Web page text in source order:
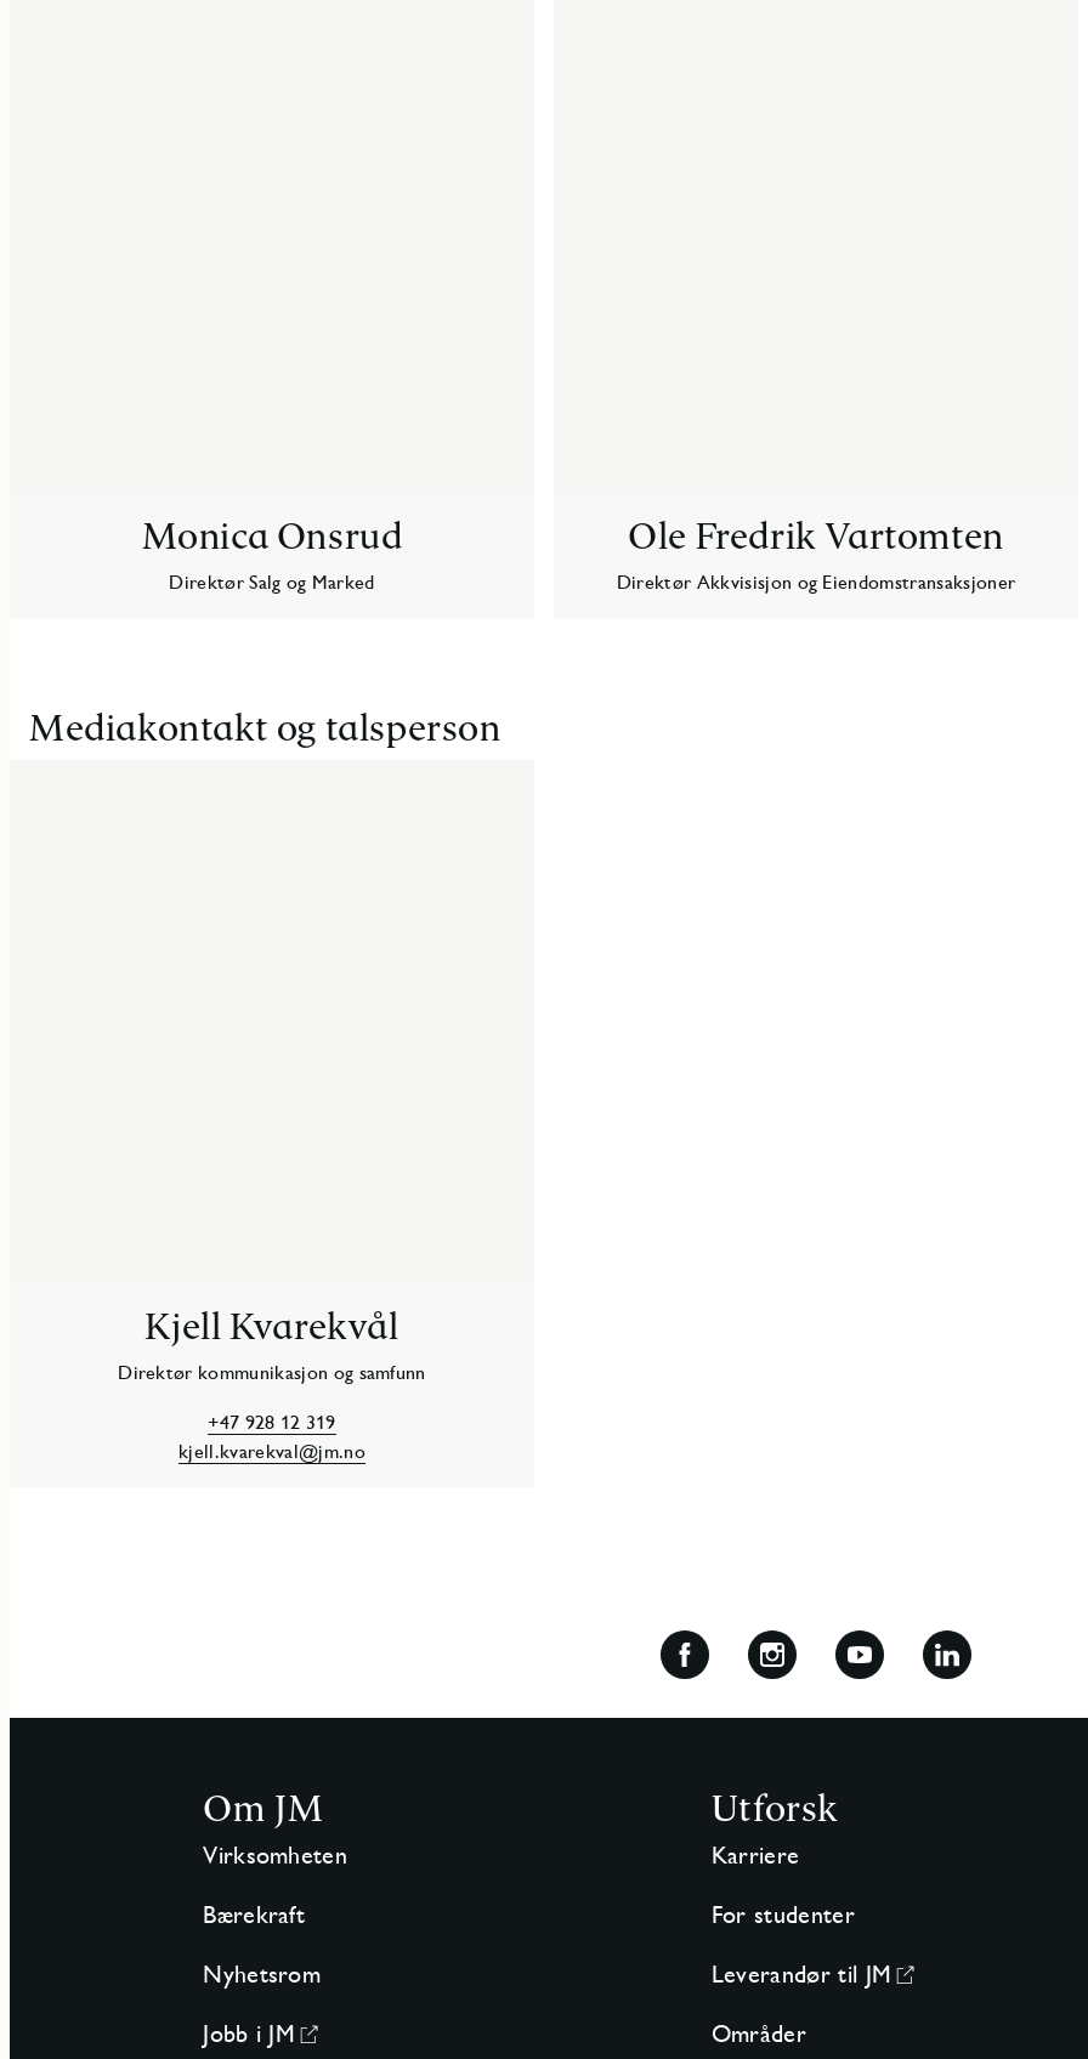
Monica Onsrud
Direktør Salg og Marked
Ole Fredrik Vartomten
Direktør Akkvisisjon og Eiendomstransaksjoner
Mediakontakt og talsperson
Kjell Kvarekvål
Direktør kommunikasjon og samfunn
+47 928 12 319
kjell.kvarekval@jm.no
Om JM
Virksomheten
Bærekraft
Nyhetsrom
Jobb i JM
Utforsk
Karriere
For studenter
Leverandør til JM
Områder